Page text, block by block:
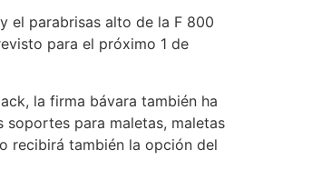
el parabrisas alto de la F 800
para el próximo 1 de
la firma bávara también ha
soportes para maletas, maletas
recibirá también la opción del